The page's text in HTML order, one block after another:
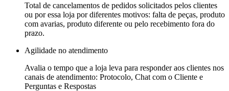
Total de cancelamentos de pedidos solicitados pelos clientes
ou por essa loja por diferentes motivos: falta de peças, produto
com avarias, produto diferente ou pelo recebimento fora do
prazo.
Agilidade no atendimento
Avalia o tempo que a loja leva para responder aos clientes nos
canais de atendimento: Protocolo, Chat com o Cliente e
Perguntas e Respostas